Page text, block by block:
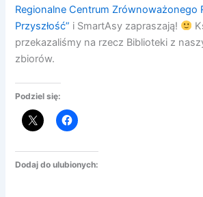
Regionalne Centrum Zrównoważonego
Przyszłość” i SmartAsy zapraszają!
przekazaliśmy na rzecz Biblioteki z
zbiorów.
Podziel się:
Dodaj do ulubionych: